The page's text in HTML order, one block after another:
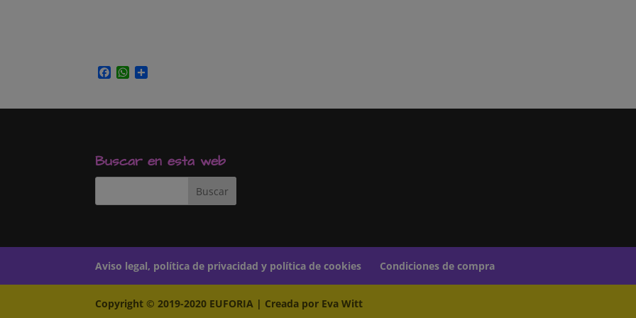
FacebookWhatsApp
Buscar en esta web
Aviso legal, política de privacidad y política de cookies Condiciones de compra
Copyright © 2019-2020 EUFORIA | Creada por Eva Witt